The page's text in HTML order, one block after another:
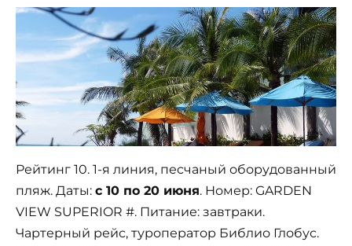
Рейтинг 10. 1-я линия, песчаный оборудованный
пляж. Даты: с 10 по 20 июня. Номер: GARDEN
VIEW SUPERIOR #. Питание: завтраки.
Чартерный рейс, туроператор Библио Глобус.